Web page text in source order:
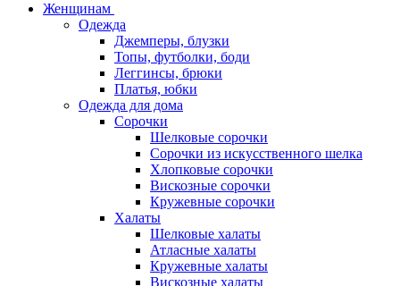
Женщинам
Одежда
Джемперы, блузки
Топы, футболки, боди
Леггинсы, брюки
Платья, юбки
Одежда для дома
Сорочки
Шелковые сорочки
Сорочки из искусственного шелка
Хлопковые сорочки
Вискозные сорочки
Кружевные сорочки
Халаты
Шелковые халаты
Атласные халаты
Кружевные халаты
Вискозные халаты